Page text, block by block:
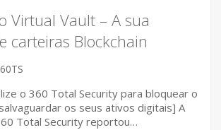
Virtual Vault – A sua
carteiras Blockchain
o 360 Total Security para bloquear o
os seus ativos digitais] A
Total Security reportou…